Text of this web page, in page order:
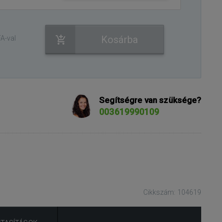
val
Kosárba
Segítségre van szüksége?
003619990109
Cikkszám: 104619